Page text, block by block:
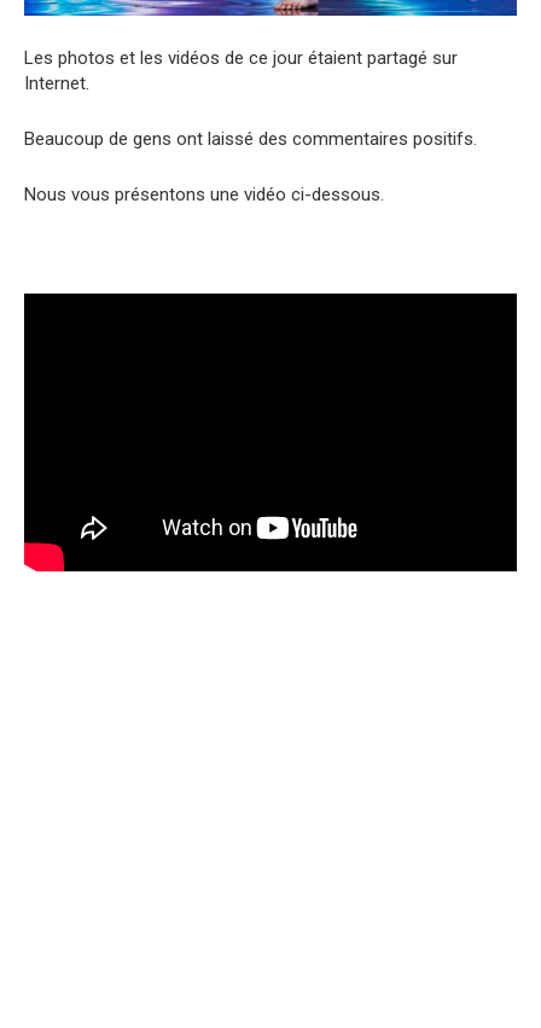
Les photos et les vidéos de ce jour étaient partagé sur
Internet.
Beaucoup de gens ont laissé des commentaires positifs.
Nous vous présentons une vidéo ci-dessous.